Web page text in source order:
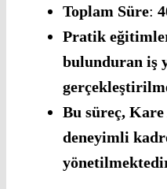
Toplam Süre:
Pratik
bulunduran iş
Bu süreç,
deneyimli